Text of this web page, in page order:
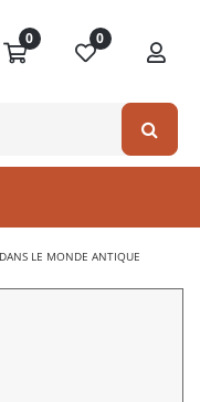
0 0
LE MONDE ANTIQUE